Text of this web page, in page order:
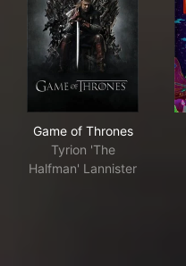
Game of Thrones
Tyrion 'The
Halfman' Lannister